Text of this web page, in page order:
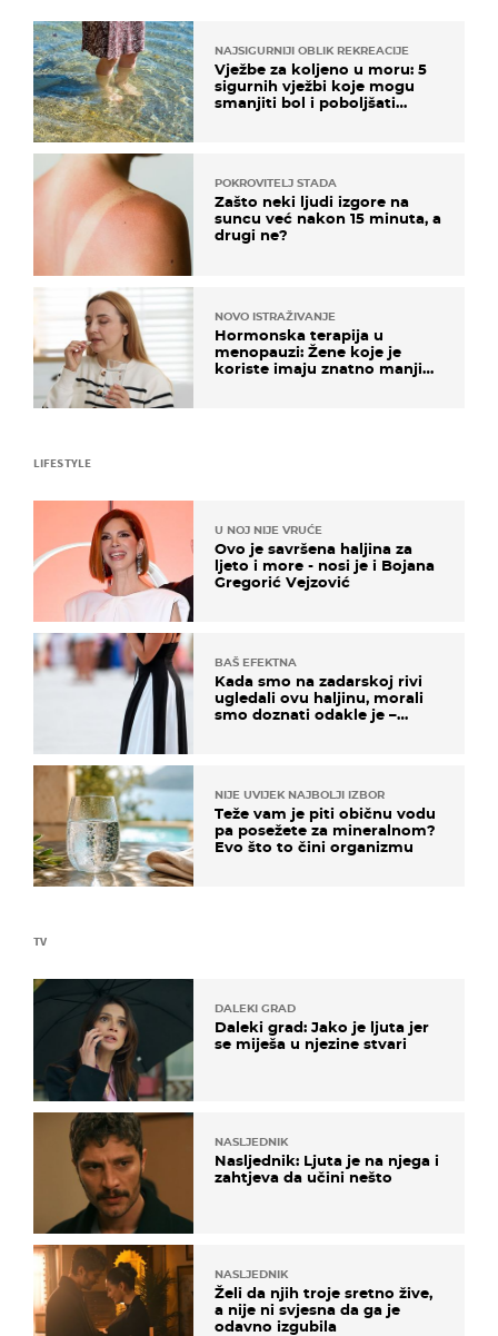
NAJSIGURNIJI OBLIK REKREACIJE
Vježbe za koljeno u moru: 5
sigurnih vježbi koje mogu
smanjiti bol i poboljšati
POKROVITELJ STADA
Zašto neki ljudi izgore na
suncu već nakon 15 minuta, a
drugi ne?
NOVO ISTRAŽIVANJE
Hormonska terapija u
menopauzi: Žene koje je
koriste imaju znatno manji
TV
DALEKI GRAD
Daleki grad: Jako je ljuta jer
se miješa u njezine stvari
NASLJEDNIK
Nasljednik: Ljuta je na njega i
zahtjeva da učini nešto
NASLJEDNIK
Želi da njih troje sretno žive,
a nije ni svjesna da ga je
odavno izgubila
LIFESTYLE
U NOJ NIJE VRUĆE
Ovo je savršena haljina za
ljeto i more - nosi je i Bojana
Gregorić Vejzović
BAŠ EFEKTNA
Kada smo na zadarskoj rivi
ugledali ovu haljinu, morali
smo doznati odakle je –
NIJE UVIJEK NAJBOLJI IZBOR
Teže vam je piti običnu vodu
pa posežete za mineralnom?
Evo što to čini organizmu